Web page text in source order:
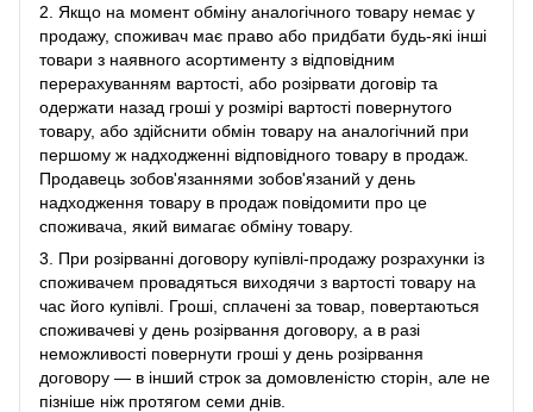
2. Якщо на момент обміну аналогічного товару немає у
продажу, споживач має право або придбати будь-які інші
товари з наявного асортименту з відповідним
перерахуванням вартості, або розірвати договір та
одержати назад гроші у розмірі вартості повернутого
товару, або здійснити обмін товару на аналогічний при
першому ж надходженні відповідного товару в продаж.
Продавець зобов'язаннями зобов'язаний у день
надходження товару в продаж повідомити про це
споживача, який вимагає обміну товару.
3. При розірванні договору купівлі-продажу розрахунки із
споживачем провадяться виходячи з вартості товару на
час його купівлі. Гроші, сплачені за товар, повертаються
споживачеві у день розірвання договору, а в разі
неможливості повернути гроші у день розірвання
договору ― в інший строк за домовленістю сторін, але не
пізніше ніж протягом семи днів.